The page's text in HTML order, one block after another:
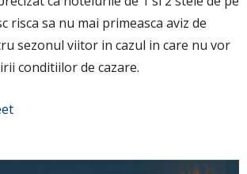
risca sa nu mai primeasca aviz de
sezonul viitor in cazul in care nu vor
conditiilor de cazare.